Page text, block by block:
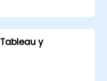
grandes bases de
análisis de datos.
y